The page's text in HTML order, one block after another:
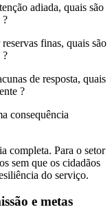
adiada, quais são
?
finas, quais são
?
de resposta, quais
?
consequência
completa. Para o setor
sem que os cidadãos
do serviço.
e metas